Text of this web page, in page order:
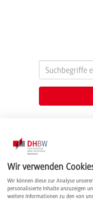
Eingaben
Wir verwenden
Wir können diese zur Analyse
personalisierte Inhalte anzuzeigen
weitere Informationen zu den von